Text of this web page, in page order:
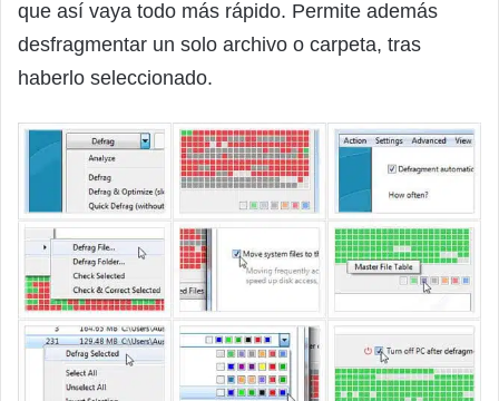
que así vaya todo más rápido. Permite además
desfragmentar un solo archivo o carpeta, tras
haberlo seleccionado.